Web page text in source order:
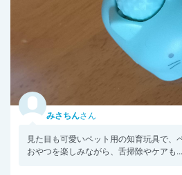
みさちんさん
見た目も可愛いペット用の知育玩具で、
おやつを楽しみながら、舌掃除やケアも...